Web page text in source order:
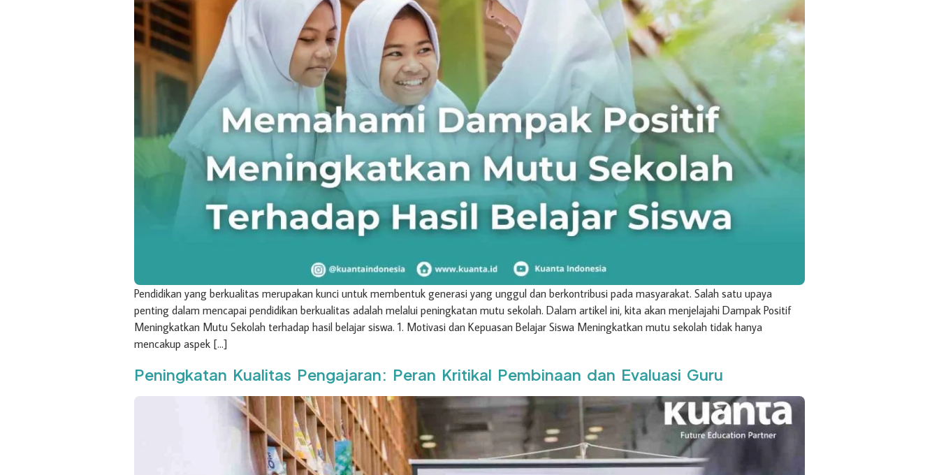
Pendidikan yang berkualitas merupakan kunci untuk membentuk generasi yang unggul dan berkontribusi pada masyarakat. Salah satu upaya
penting dalam mencapai pendidikan berkualitas adalah melalui peningkatan mutu sekolah. Dalam artikel ini, kita akan menjelajahi Dampak Positif
Meningkatkan Mutu Sekolah terhadap hasil belajar siswa. 1. Motivasi dan Kepuasan Belajar Siswa Meningkatkan mutu sekolah tidak hanya
mencakup aspek […]
Peningkatan Kualitas Pengajaran: Peran Kritikal Pembinaan dan Evaluasi Guru